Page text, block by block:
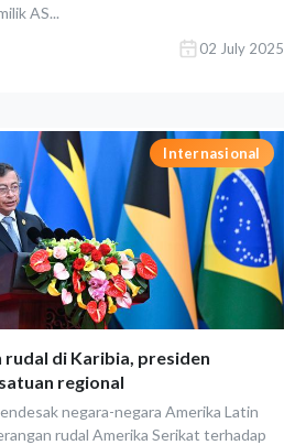
AS...
02 July 2025
Internasional
rudal di Karibia, presiden
regional
negara-negara Amerika Latin
rudal Amerika Serikat terhadap